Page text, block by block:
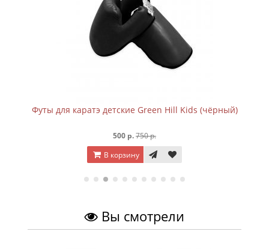
Футы для каратэ детские Green Hill Kids (чёрный)
500 р.750 р.
В корзину
Вы смотрели